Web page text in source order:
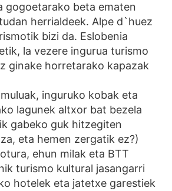
gogoetarako beta ematen
herrialdeek. Alpe d`huez
bizi da. Eslobenia
la vezere ingurua turismo
ginake horretarako kapazak
inguruko kobak eta
lagunek altxor bat bezela
gabeko guk hitzegiten
eta hemen zergatik ez?)
ehun milak eta BTT
turismo kultural jasangarri
hotelek eta jatetxe garestiek